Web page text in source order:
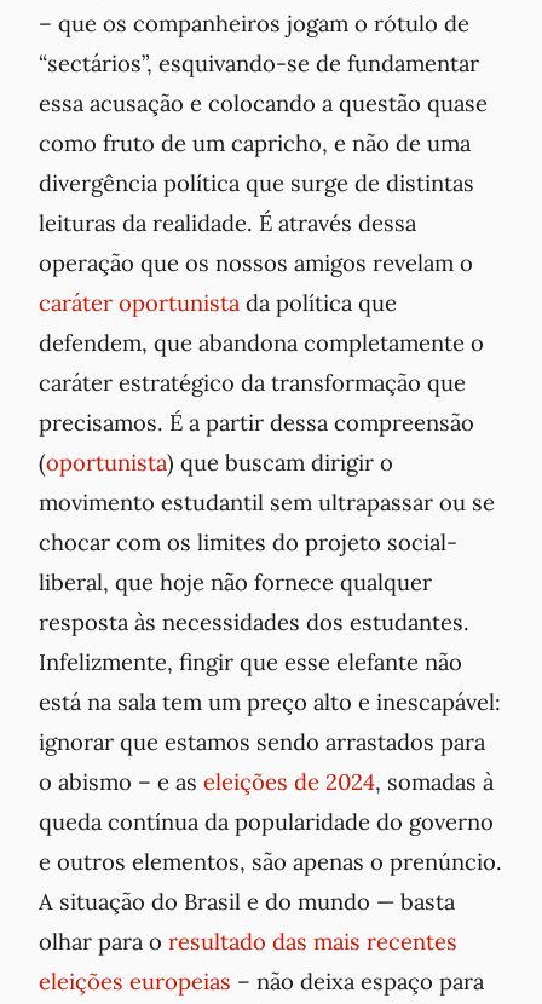
– que os companheiros jogam o rótulo de
“sectários”, esquivando-se de fundamentar
essa acusação e colocando a questão quase
como fruto de um capricho, e não de uma
divergência política que surge de distintas
leituras da realidade. É através dessa
operação que os nossos amigos revelam o
caráter oportunista da política que
defendem, que abandona completamente o
caráter estratégico da transformação que
precisamos. É a partir dessa compreensão
(oportunista) que buscam dirigir o
movimento estudantil sem ultrapassar ou se
chocar com os limites do projeto social-
liberal, que hoje não fornece qualquer
resposta às necessidades dos estudantes.
Infelizmente, fingir que esse elefante não
está na sala tem um preço alto e inescapável:
ignorar que estamos sendo arrastados para
o abismo – e as eleições de 2024, somadas à
queda contínua da popularidade do governo
e outros elementos, são apenas o prenúncio.
A situação do Brasil e do mundo — basta
olhar para o resultado das mais recentes
eleições europeias – não deixa espaço para